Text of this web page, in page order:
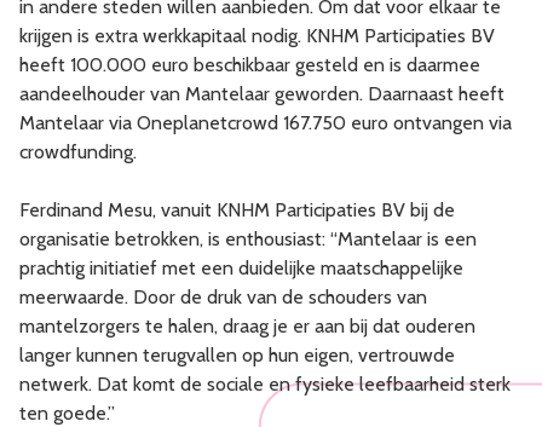
in andere steden willen aanbieden. Om dat voor elkaar te
krijgen is extra werkkapitaal nodig. KNHM Participaties BV
heeft 100.000 euro beschikbaar gesteld en is daarmee
aandeelhouder van Mantelaar geworden. Daarnaast heeft
Mantelaar via Oneplanetcrowd 167.750 euro ontvangen via
crowdfunding.
Ferdinand Mesu, vanuit KNHM Participaties BV bij de
organisatie betrokken, is enthousiast: “Mantelaar is een
prachtig initiatief met een duidelijke maatschappelijke
meerwaarde. Door de druk van de schouders van
mantelzorgers te halen, draag je er aan bij dat ouderen
langer kunnen terugvallen op hun eigen, vertrouwde
netwerk. Dat komt de sociale en fysieke leefbaarheid sterk
ten goede.”